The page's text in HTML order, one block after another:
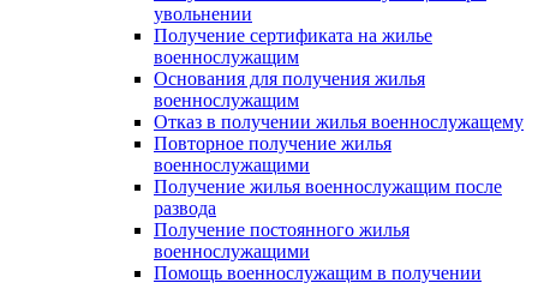
увольнении
Получение сертификата на жилье
военнослужащим
Основания для получения жилья
военнослужащим
Отказ в получении жилья военнослужащему
Повторное получение жилья
военнослужащими
Получение жилья военнослужащим после
развода
Получение постоянного жилья
военнослужащими
Помощь военнослужащим в получении